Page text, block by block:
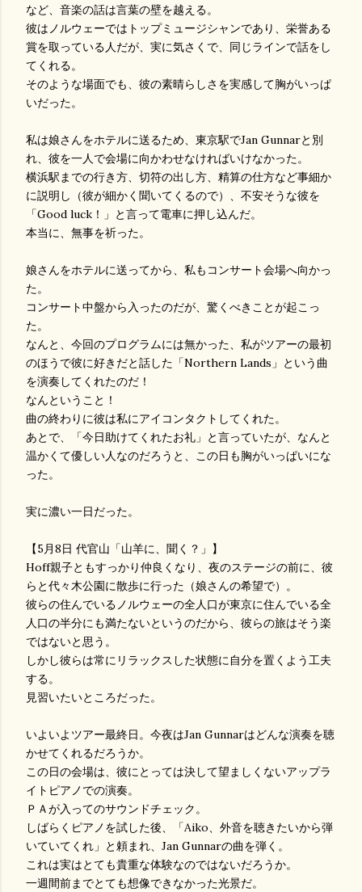
など、音楽の話は言葉の壁を越える。
彼はノルウェーではトップミュージシャンであり、栄誉ある
賞を取っている人だが、実に気さくで、同じラインで話をし
てくれる。
そのような場面でも、彼の素晴らしさを実感して胸がいっぱ
いだった。
私は娘さんをホテルに送るため、東京駅でJan Gunnarと別
れ、彼を一人で会場に向かわせなければいけなかった。
横浜駅までの行き方、切符の出し方、精算の仕方など事細か
に説明し（彼が細かく聞いてくるので）、不安そうな彼を
「Good luck！」と言って電車に押し込んだ。
本当に、無事を祈った。
娘さんをホテルに送ってから、私もコンサート会場へ向かっ
た。
コンサート中盤から入ったのだが、驚くべきことが起こっ
た。
なんと、今回のプログラムには無かった、私がツアーの最初
のほうで彼に好きだと話した「Northern Lands」という曲
を演奏してくれたのだ！
なんということ！
曲の終わりに彼は私にアイコンタクトしてくれた。
あとで、「今日助けてくれたお礼」と言っていたが、なんと
温かくて優しい人なのだろうと、この日も胸がいっぱいにな
った。
実に濃い一日だった。
【5月8日 代官山「山羊に、聞く？」】
Hoff親子ともすっかり仲良くなり、夜のステージの前に、彼
らと代々木公園に散歩に行った（娘さんの希望で）。
彼らの住んでいるノルウェーの全人口が東京に住んでいる全
人口の半分にも満たないというのだから、彼らの旅はそう楽
ではないと思う。
しかし彼らは常にリラックスした状態に自分を置くよう工夫
する。
見習いたいところだった。
いよいよツアー最終日。今夜はJan Gunnarはどんな演奏を聴
かせてくれるだろうか。
この日の会場は、彼にとっては決して望ましくないアップラ
イトピアノでの演奏。
ＰＡが入ってのサウンドチェック。
しばらくピアノを試した後、「Aiko、外音を聴きたいから弾
いていてくれ」と頼まれ、Jan Gunnarの曲を弾く。
これは実はとても貴重な体験なのではないだろうか。
一週間前までとても想像できなかった光景だ。